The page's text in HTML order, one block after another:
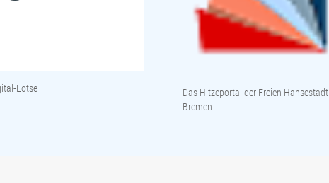
Lotse
Das Hitzeportal der Freien Hansestadt
Bremen